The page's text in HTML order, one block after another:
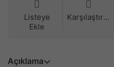
Listeye
Ekle
Karşılaştırma
Açıklama